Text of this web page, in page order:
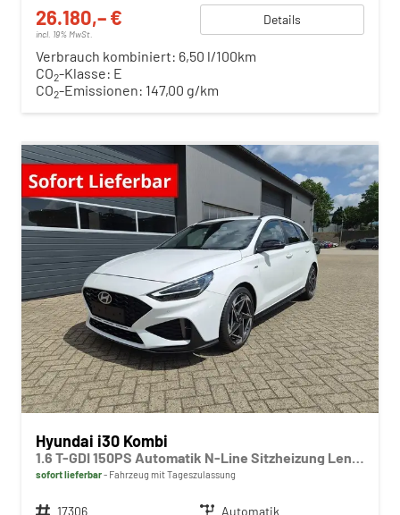
26.180,– €
incl. 19% MwSt.
Details
Verbrauch kombiniert: 6,50 l/100km
CO2-Klasse: E
CO2-Emissionen: 147,00 g/km
Hyundai i30 Kombi
1.6 T-GDI 150PS Automatik N-Line Sitzheizung Lenkradheizung Klimaautomatik Navi 10,3"-Touchscreen Bluelink Apple CarPlay + Android Auto PDC v+h Rückf.Kamera 18-LM
sofort lieferbar Fahrzeug mit Tageszulassung
Fahrzeugnr. 17306 Getriebe Automatik